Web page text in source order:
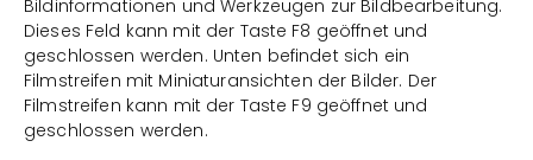
Bildinformationen und Werkzeugen zur Bildbearbeitung.
Dieses Feld kann mit der Taste F8 geöffnet und
geschlossen werden. Unten befindet sich ein
Filmstreifen mit Miniaturansichten der Bilder. Der
Filmstreifen kann mit der Taste F9 geöffnet und
geschlossen werden.